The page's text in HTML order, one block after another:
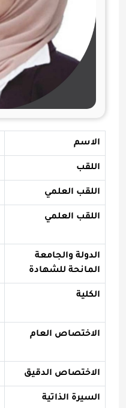
الاسم
اللقب
اللقب العلمي
اللقب العلمي
الدولة والجامعة
المانحة للشهادة
الكلية
الاختصاص العام
الاختصاص الدقيق
السيرة الذاتية